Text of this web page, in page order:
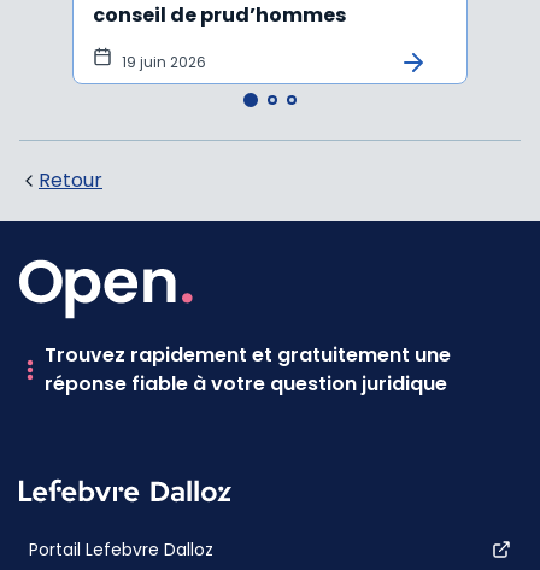
conseil de prud’hommes
19 juin 2026
Retour
Trouvez rapidement et gratuitement une
réponse fiable à votre question juridique
Portail Lefebvre Dalloz